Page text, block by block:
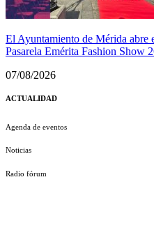
El Ayuntamiento de Mérida abre
Pasarela Emérita Fashion Show
07/08/2026
ACTUALIDAD
Agenda de eventos
Noticias
Radio fórum